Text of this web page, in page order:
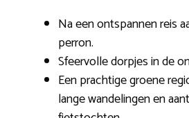
Na een ontspannen reis
perron.
Sfeervolle dorpjes in de
Een prachtige groene
lange wandelingen en